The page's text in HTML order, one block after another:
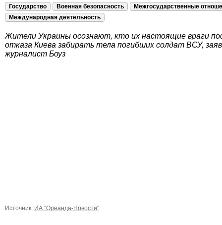
Государство Военная безопасность
Межгосударственные
Международная деятельность
Жители Украины осознают, кто их настоящие враги
отказа Киева забирать тела погибших солдат ВСУ,
журналист Боуз
Источник: ИА "Ореанда-Новости"